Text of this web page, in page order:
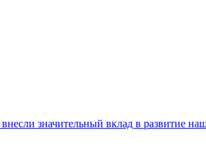
значительный вклад в развитие